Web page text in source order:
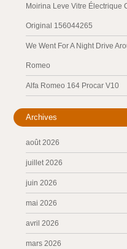
Moirina Leve Vitre Électrique
Original 156044265
We Went For A Night Drive
Romeo
Alfa Romeo 164 Procar V10
Archives
août 2026
juillet 2026
juin 2026
mai 2026
avril 2026
mars 2026